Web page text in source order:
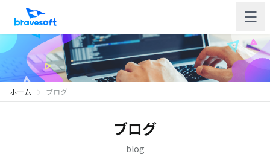
ホーム ブログ
ブログ
blog